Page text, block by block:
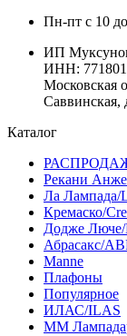
Пн-пт с 10
ИП
ИНН:
Московская
Саввинская,
Каталог
Рекани
Ла Лампада/
Кремаско/
Додже Люче/
Абрасакс/
Manne
Плафоны
Популярное
ИЛАС/ILAS
ММ